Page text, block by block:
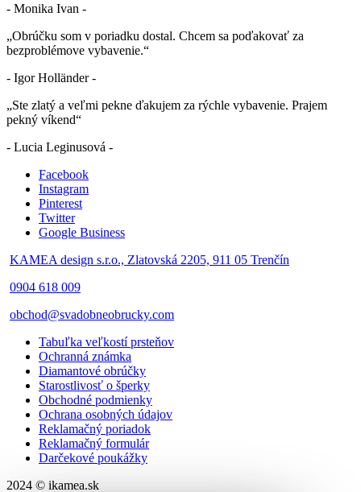
- Monika Ivan -
„Obrúčku som v poriadku dostal. Chcem sa poďakovať za
bezproblémove vybavenie.“
- Igor Holländer -
„Ste zlatý a veľmi pekne ďakujem za rýchle vybavenie. Prajem
pekný víkend“
- Lucia Leginusová -
Facebook
Instagram
Pinterest
Twitter
Google Business
KAMEA design s.r.o., Zlatovská 2205, 911 05 Trenčín
0904 618 009
obchod@svadobneobrucky.com
Tabuľka veľkostí prsteňov
Ochranná známka
Diamantové obrúčky
Starostlivosť o šperky
Obchodné podmienky
Ochrana osobných údajov
Reklamačný poriadok
Reklamačný formulár
Darčekové poukážky
2024 © ikamea.sk